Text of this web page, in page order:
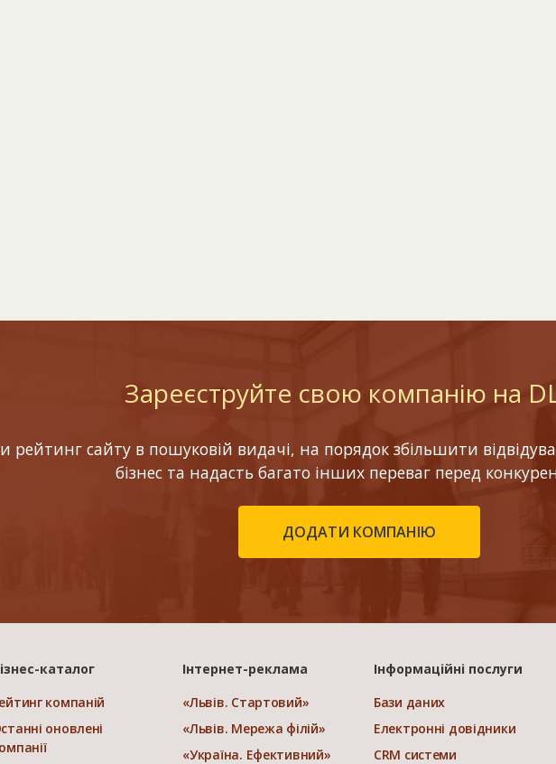
Зареєструйте свою компанію на
сайту в пошуковій видачі, на порядок збільшити
бізнес та надасть багато інших переваг перед
ДОДАТИ КОМПАНІЮ
каталог
компаній
оновлені
Інтернет-реклама
«Львів. Стартовий»
«Львів. Мережа філій»
«Україна. Ефективний»
Інформаційні послуги
Бази даних
Електронні довідники
CRM системи